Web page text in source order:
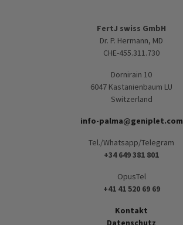
FertJ swiss GmbH
Dr. P. Hermann, MD
CHE-455.311.730
Dornirain 10
6047 Kastanienbaum LU
Switzerland
info-palma@geniplet.com
Tel./Whatsapp/Telegram
+34 649 381 801
OpusTel
+41 41 520 69 69
Kontakt
Datenschutz